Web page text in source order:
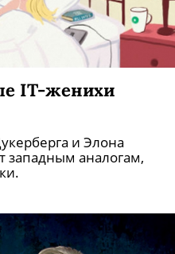
Юлия
бренд ничуть не
или
менеджером
окно в Европу и
Анну Петровну,